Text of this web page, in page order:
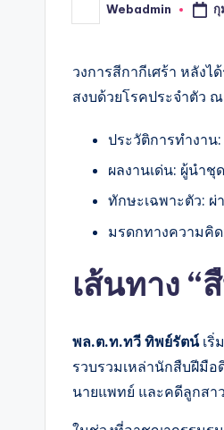
Posted
by
Webadmin กุ
วงการสีกากีเศร้า หลังไ
สงบด้วยโรคประจำตัว
ประวัติการทำงาน
ผลงานเด่น: ผู้นำชุ
ทักษะเฉพาะตัว: ผ่
มรดกทางความคิ
เส้นทาง
พล.ต.ท.ทวี ทิพย์รัตน์เริ่
รวบรวมเหล่านักสืบฝีมื
นายแพทย์ และคดีลูกสา